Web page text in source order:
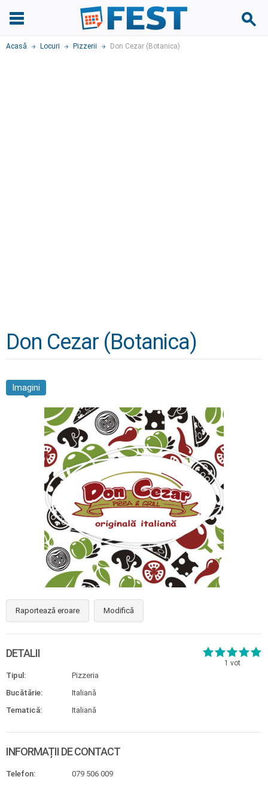
Acasă Locuri Pizzerii Don Cezar (Botanica)
Don Cezar (Botanica)
Imagini
Raportează eroare Modifică
1 vot
DETALII
Tipul:
Pizzeria
Bucătărie:
Italiană
Tematică:
Italiană
INFORMAȚII DE CONTACT
Telefon:
079 506 009